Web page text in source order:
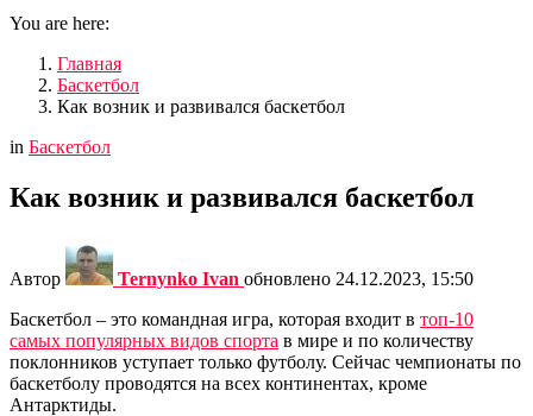
You are here:
Главная
Баскетбол
Как возник и развивался баскетбол
in Баскетбол
Как возник и развивался баскетбол
Автор Ternynko Ivan обновлено 24.12.2023, 15:50
Баскетбол – это командная игра, которая входит в топ-10
самых популярных видов спорта в мире и по количеству
поклонников уступает только футболу. Сейчас чемпионаты по
баскетболу проводятся на всех континентах, кроме
Антарктиды.